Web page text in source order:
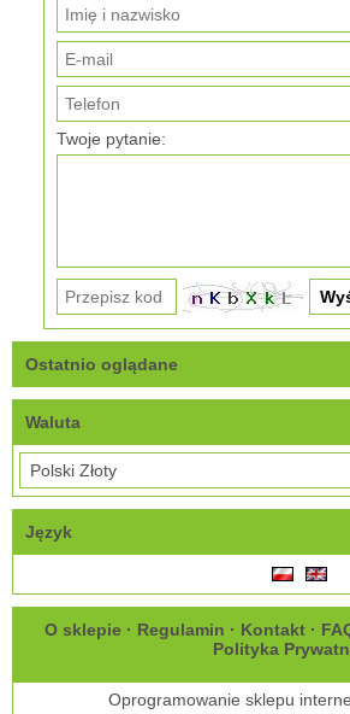
Twoje pytanie:
Ostatnio oglądane
Waluta
Język
O sklepie· Regulamin · Kontakt·
Polityka
Oprogramowanie sklepu